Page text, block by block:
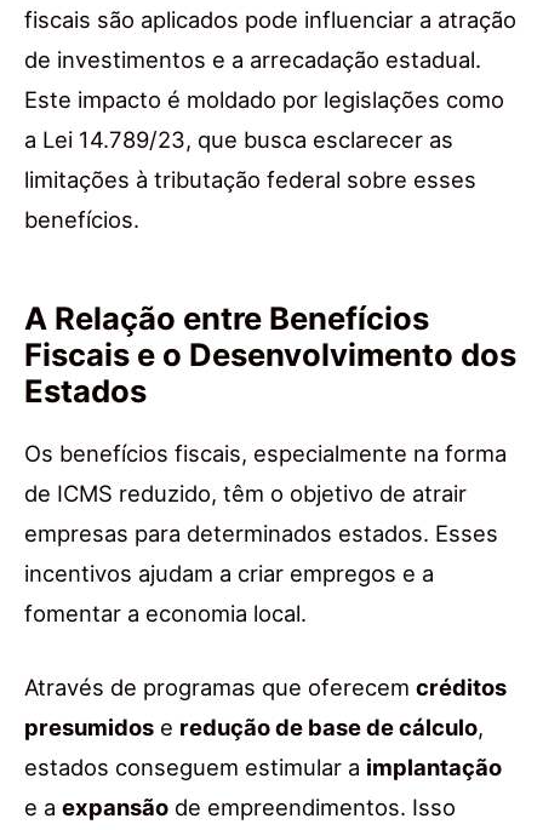
fiscais são aplicados pode influenciar a atração
de investimentos e a arrecadação estadual.
Este impacto é moldado por legislações como
a Lei 14.789/23, que busca esclarecer as
limitações à tributação federal sobre esses
benefícios.
A Relação entre Benefícios
Fiscais e o Desenvolvimento dos
Estados
Os benefícios fiscais, especialmente na forma
de ICMS reduzido, têm o objetivo de atrair
empresas para determinados estados. Esses
incentivos ajudam a criar empregos e a
fomentar a economia local.
Através de programas que oferecem créditos
presumidos e redução de base de cálculo,
estados conseguem estimular a implantação
e a expansão de empreendimentos. Isso